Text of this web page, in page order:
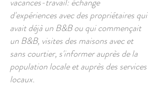
d'expériences avec des propriétaires qui
avait déjà un B&B ou qui commençait
un B&B, visites des maisons avec et
sans courtier, s'informer auprès de la
population locale et auprès des services
locaux.